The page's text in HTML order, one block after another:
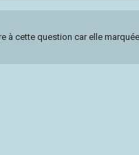
à cette question car elle